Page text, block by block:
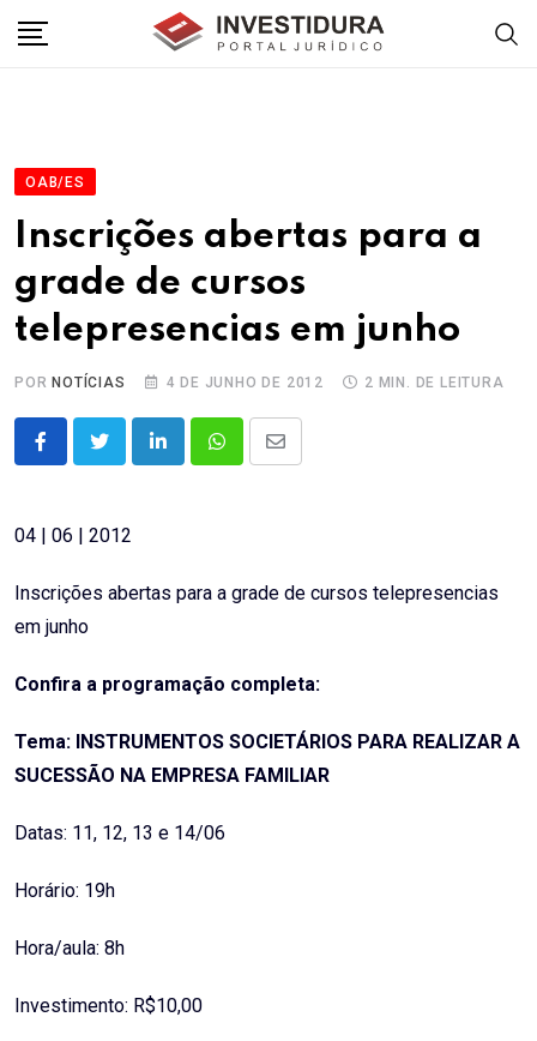
OAB/ES
Inscrições abertas para a
grade de cursos
telepresencias em junho
POR NOTÍCIAS 4 DE JUNHO DE 2012 2 MIN. DE LEITURA
LinkedInWhatsappShare
04 | 06 | 2012
Inscrições abertas para a grade de cursos telepresencias
em junho
Confira a programação completa:
Tema: INSTRUMENTOS SOCIETÁRIOS PARA REALIZAR A
SUCESSÃO NA EMPRESA FAMILIAR
Datas: 11, 12, 13 e 14/06
Horário: 19h
Hora/aula: 8h
Investimento: R$10,00